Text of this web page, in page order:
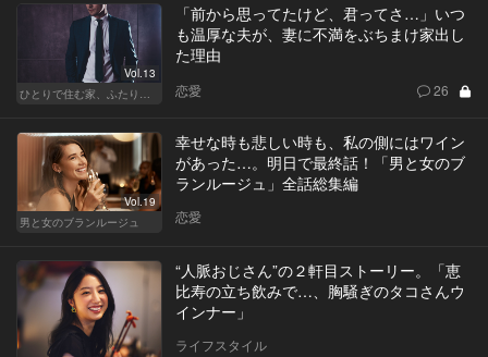
Vol.13
ひとりで住む家、ふたりで棲む家
「前から思ってたけど、君ってさ…」いつ
も温厚な夫が、妻に不満をぶちまけ家出し
た理由
恋愛 26
Vol.19
男と女のブランルージュ
幸せな時も悲しい時も、私の側にはワイン
があった…。明日で最終話！「男と女のブ
ランルージュ」全話総集編
恋愛
“人脈おじさん”の２軒目ストーリー。「恵
比寿の立ち飲みで…、胸騒ぎのタコさんウ
インナー」
ライフスタイル